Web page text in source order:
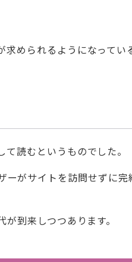
求められるようになってい
読むというものでした。
ーがサイトを訪問せずに完
が到来しつつあります。